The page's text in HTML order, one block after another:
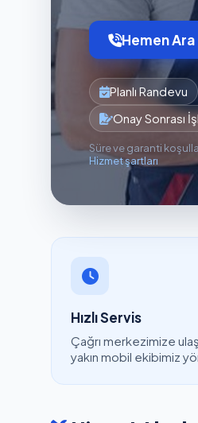
Hemen Ara
Planlı Randevu
Onay Sonrası
Süre ve garanti
Hizmet şartları
Hızlı Servis
Çağrı merkezimize
yakın mobil ekibimiz